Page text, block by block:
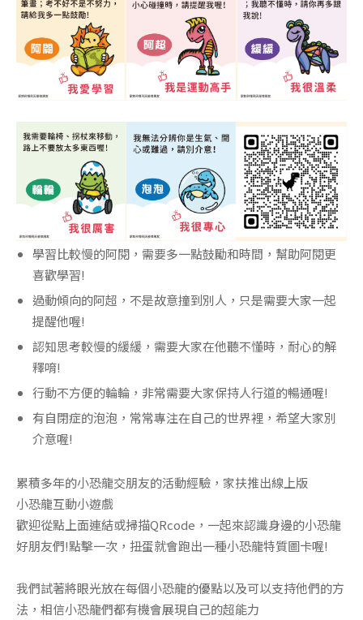
學習比較慢的阿閱，需要多一點鼓勵和時間，幫助阿閱更
喜歡學習!
過動傾向的阿超，不是故意撞到別人，只是需要大家一起
提醒他喔!
認知思考較慢的緩緩，需要大家在他聽不懂時，耐心的解
釋唷!
行動不方便的輪輪，非常需要大家保持人行道的暢通喔!
有自閉症的泡泡，常常專注在自己的世界裡，希望大家別
介意喔!
累積多年的小恐龍交朋友的活動經驗，家扶推出線上版
小恐龍互動小遊戲
歡迎從點上面連結或掃描QRcode，一起來認識身邊的小恐龍
好朋友們!點擊一次，扭蛋就會跑出一種小恐龍特質圖卡喔!
我們試著將眼光放在每個小恐龍的優點以及可以支持他們的方
法，相信小恐龍們都有機會展現自己的超能力